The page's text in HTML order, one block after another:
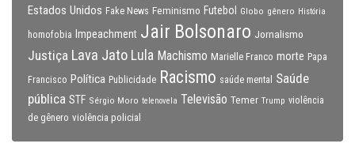
Estados Unidos Fake News Feminismo Futebol Globo gênero História
homofobia Impeachment Jair Bolsonaro Jornalismo
Justiça Lava Jato Lula Machismo Marielle Franco morte Papa
Francisco Política Publicidade Racismo saúde mental
Saúde
pública STF Sérgio Moro telenovela Televisão Temer Trump violência
de gênero violência policial